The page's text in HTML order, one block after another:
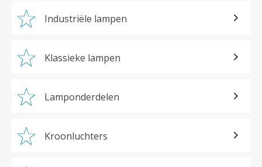
Industriële lampen
Klassieke lampen
Lamponderdelen
Kroonluchters